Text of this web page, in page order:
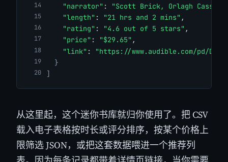
"narrator" :
"Scott Brick, Orlagh
"length" : "21 hrs and 2 mins" ,
"rating" : "4.6 out of 5 stars" ,
"price" : "$29.65" ,
"link" :
"https://www.audible.com/pd/Dune-
}
]
从这里起，这个迷你书库就归你使用了。把 CSV
载入电子表格按时长或评分排序，按某个价格上
限筛选 JSON，或把这套数据喂进一个推荐列